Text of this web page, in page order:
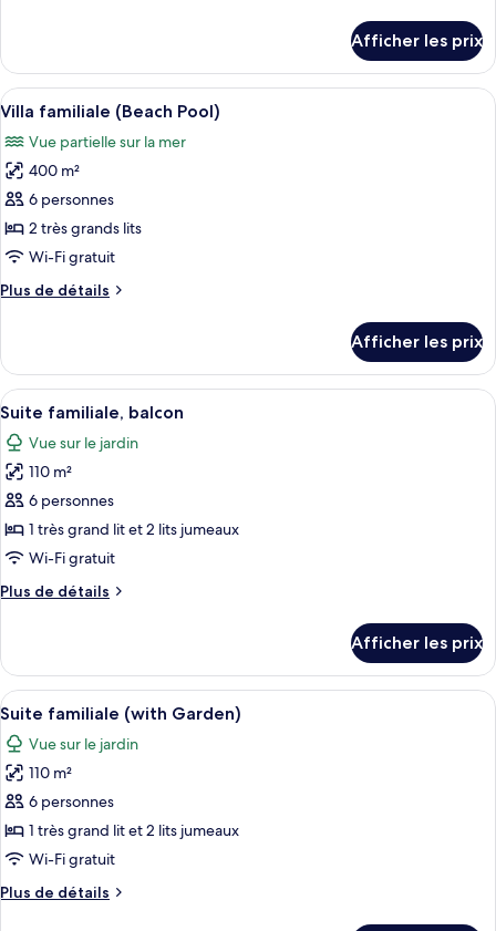
chambre :
Suite,
2
Twin
Beds,
Accessible
Suite,
Twin
Accessible
Afficher les prix
Afficher
toutes
les
photos
pour
ce
type
chambre :
(Beach
Pool)
Villa familiale (Beach Pool) | Literie
9
Villa familiale (Beach Pool)
Vue partielle sur la mer
400 m²
6 personnes
2 très grands lits
Wi-Fi gratuit
Plus de détails
Plus
Villa
familiale
(Beach
Afficher les prix
Afficher
toutes
les
photos
pour
ce
type
chambre :
balcon
Une pièce avec une porte vitrée
7
Suite familiale, balcon
Vue sur le jardin
110 m²
6 personnes
1 très grand lit et 2 lits jumeaux
Wi-Fi gratuit
Plus de détails
Plus
Suite
familiale,
balcon
Afficher les prix
Afficher
toutes
les
photos
pour
ce
type
chambre :
Une chambre d’hôtel avec un lit,
5
Suite familiale (with Garden)
Vue sur le jardin
110 m²
6 personnes
1 très grand lit et 2 lits jumeaux
Wi-Fi gratuit
Plus de détails
Plus